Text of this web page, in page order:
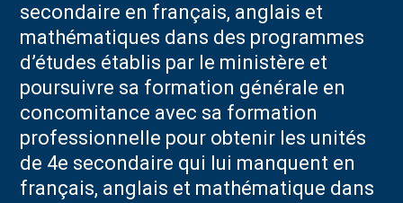
secondaire en français, anglais et
mathématiques dans des programmes
d’études établis par le ministère et
poursuivre sa formation générale en
concomitance avec sa formation
professionnelle pour obtenir les unités
de 4e secondaire qui lui manquent en
français, anglais et mathématique dans